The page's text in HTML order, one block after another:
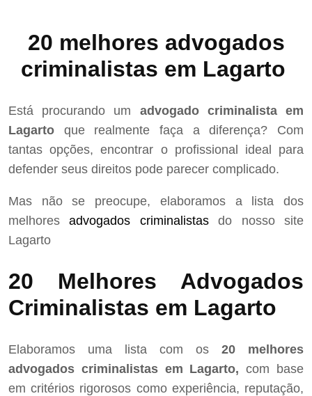
20 melhores advogados
criminalistas em Lagarto
Está procurando um advogado criminalista em
Lagarto que realmente faça a diferença? Com
tantas opções, encontrar o profissional ideal para
defender seus direitos pode parecer complicado.
Mas não se preocupe, elaboramos a lista dos
melhoresadvogados criminalistasdo nosso site
Lagarto
20 Melhores Advogados
Criminalistas em Lagarto
Elaboramos uma lista com os 20 melhores
advogados criminalistas em Lagarto, com base
em critérios rigorosos como experiência, reputação,